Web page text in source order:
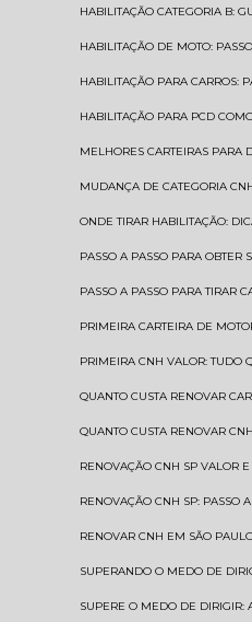
HABILITAÇÃO CATEGORIA B:
HABILITAÇÃO DE MOTO:
HABILITAÇÃO PARA CARROS:
HABILITAÇÃO PARA PCD
MELHORES CARTEIRAS
MUDANÇA DE CATEGORIA
ONDE TIRAR HABILITAÇÃO:
PASSO A PASSO PARA
PASSO A PASSO PARA TIRAR
PRIMEIRA CARTEIRA DE
PRIMEIRA CNH VALOR: TUDO
QUANTO CUSTA RENOVAR
QUANTO CUSTA RENOVAR
RENOVAÇÃO CNH SP VALOR
RENOVAÇÃO CNH SP: PASSO
RENOVAR CNH EM SÃO
SUPERANDO O MEDO DE
SUPERE O MEDO DE